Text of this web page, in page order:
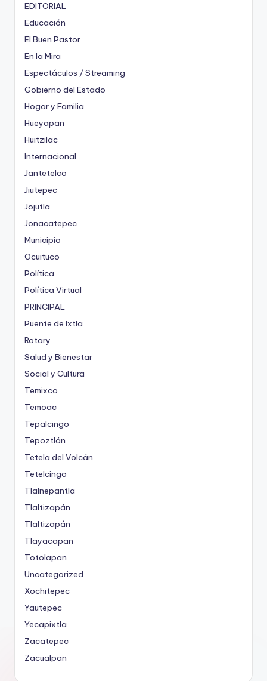
EDITORIAL
Educación
El Buen Pastor
En la Mira
Espectáculos / Streaming
Gobierno del Estado
Hogar y Familia
Hueyapan
Huitzilac
Internacional
Jantetelco
Jiutepec
Jojutla
Jonacatepec
Municipio
Ocuituco
Política
Política Virtual
PRINCIPAL
Puente de Ixtla
Rotary
Salud y Bienestar
Social y Cultura
Temixco
Temoac
Tepalcingo
Tepoztlán
Tetela del Volcán
Tetelcingo
Tlalnepantla
Tlaltizapán
Tlaltizapán
Tlayacapan
Totolapan
Uncategorized
Xochitepec
Yautepec
Yecapixtla
Zacatepec
Zacualpan